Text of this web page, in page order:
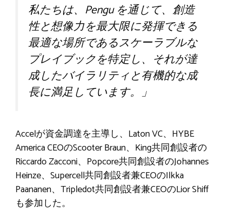
私たちは、Pengu を通じて、創造
性と想像力を最大限に発揮できる
最適な場所であるスケーラブルな
プレイブックを特定し、それが達
成したバイラリティと有機的な成
長に満足しています。」
Accelが資金調達を主導し、Laton VC、HYBE
America CEOのScooter Braun、King共同創設者の
Riccardo Zacconi、Popcore共同創設者のJohannes
Heinze、Supercell共同創設者兼CEOのIlkka
Paananen、Tripledot共同創設者兼CEOのLior Shiff
も参加した。